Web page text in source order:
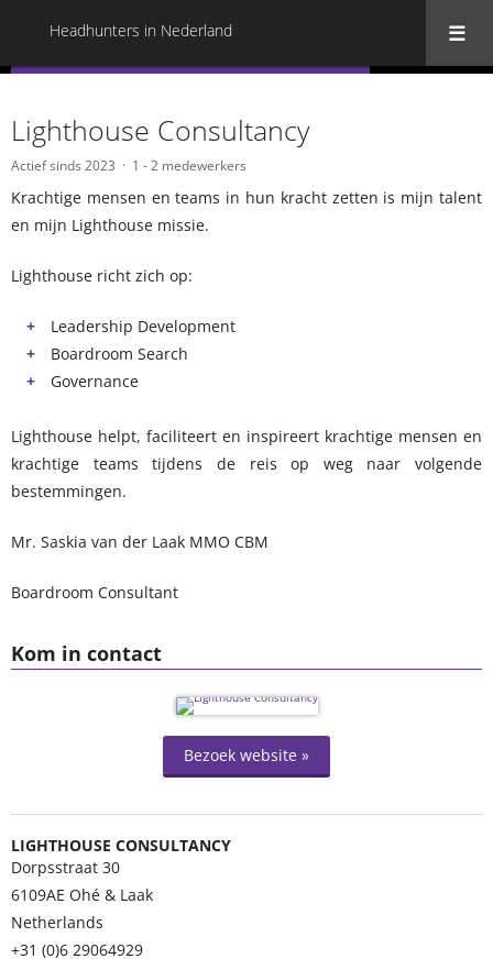
Headhunters in Nederland
Kom in contact
Bezoek website »
LIGHTHOUSE CONSULTANCY
Dorpsstraat 30
6109AE Ohé & Laak
Netherlands
+31 (0)6 29064929
Lighthouse Consultancy
Actief sinds 2023 1 - 2 medewerkers
Krachtige mensen en teams in hun kracht zetten is mijn talent
en mijn Lighthouse missie.
Lighthouse richt zich op:
Leadership Development
Boardroom Search
Governance
Lighthouse helpt, faciliteert en inspireert krachtige mensen en
krachtige teams tijdens de reis op weg naar volgende
bestemmingen.
Mr. Saskia van der Laak MMO CBM
Boardroom Consultant